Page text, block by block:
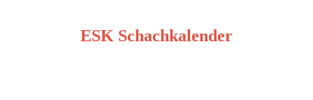
ESK Schachkalender